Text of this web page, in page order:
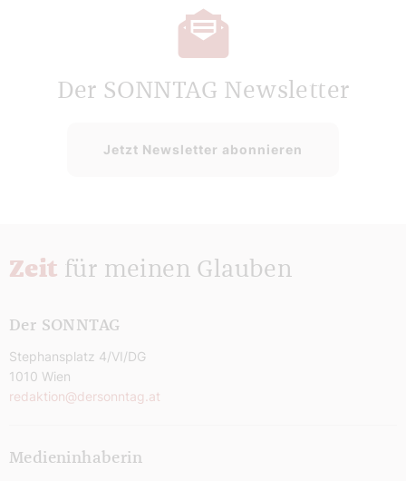
Der SONNTAG Newsletter
Jetzt Newsletter abonnieren
Zeit für meinen Glauben
Der SONNTAG
Stephansplatz 4/VI/DG
1010 Wien
redaktion@dersonntag.at
Medieninhaberin